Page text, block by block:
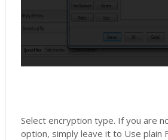
Select encryption type. If you are
option, simply leave it to Use plain